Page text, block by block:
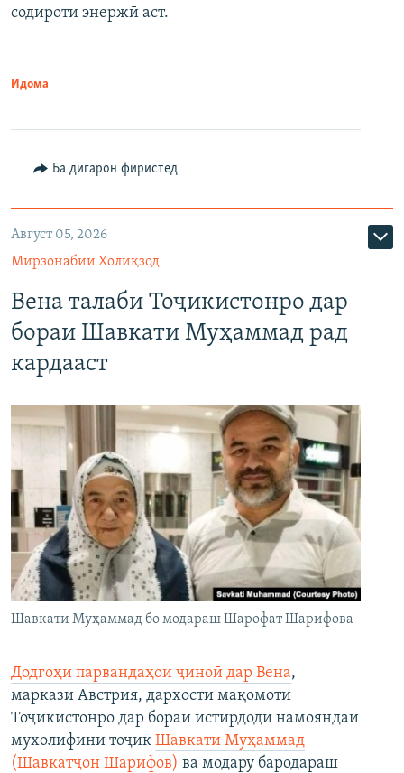
содироти энержӣ аст.
Идома
Ба дигарон фиристед
Август 05, 2026
Мирзонабии Холиқзод
Вена талаби Тоҷикистонро дар
бораи Шавкати Муҳаммад рад
кардааст
Шавкати Муҳаммад бо модараш Шарофат Шарифова
Додгоҳи парвандаҳои ҷиноӣ дар Вена,
маркази Австрия, дархости мақомоти
Тоҷикистонро дар бораи истирдоди намояндаи
мухолифини тоҷик Шавкати Муҳаммад
(Шавкатҷон Шарифов) ва модару бародараш